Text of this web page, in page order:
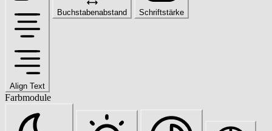
Align Text
Buchstabenabstand Schriftstärke
Farbmodule